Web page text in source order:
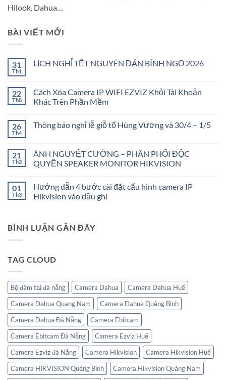
Hilook, Dahua…
BÀI VIẾT MỚI
31
Th1
LỊCH NGHỈ TẾT NGUYÊN ĐÁN BÍNH NGỌ 2026
luận
ở
LỊCH
NGUYÊN
2026
22
Th8
Cách Xóa Camera IP WIFI EZVIZ Khỏi Tài Khoản
Khác Trên Phần Mềm
bình
Xóa
Camera
IP
Khỏi
Tài
Khoản
Mềm
26
Th4
Thông báo nghỉ lễ giỗ tổ Hùng Vương và 30/4 – 1/5
bình
luận
ở
Thông
lễ
giỗ
tổ
30/4
21
Th3
ÁNH NGUYỆT CƯỜNG – PHÂN PHỐI ĐỘC
QUYỀN SPEAKER MONITOR HIKVISION
bình
luận
ở
–
PHÂN
SPEAKER
01
Th3
Hướng dẫn 4 bước cài đặt cấu hình camera IP
Hikvision vào đầu ghi
luận
ở
bước
hình
camera
IP
Hikvision
vào
đầu
ghi
BÌNH LUẬN GẦN ĐÂY
TAG CLOUD
Bộ đàm tại đà nẵng Camera Dahua
Camera Dahua Huế
Camera Dahua Quang Nam
Camera Dahua Quảng Bình
Camera Dahua Đà Nẵng
Camera Ebitcam
Camera Ebitcam Đà Nẵng
Camera Ezviz Huế
Camera Ezviz đà Nẵng
Camera Hikvision
Camera Hikvision Huế
Camera HIKVISION Quảng Bình
Camera Hikvision Quảng Nam